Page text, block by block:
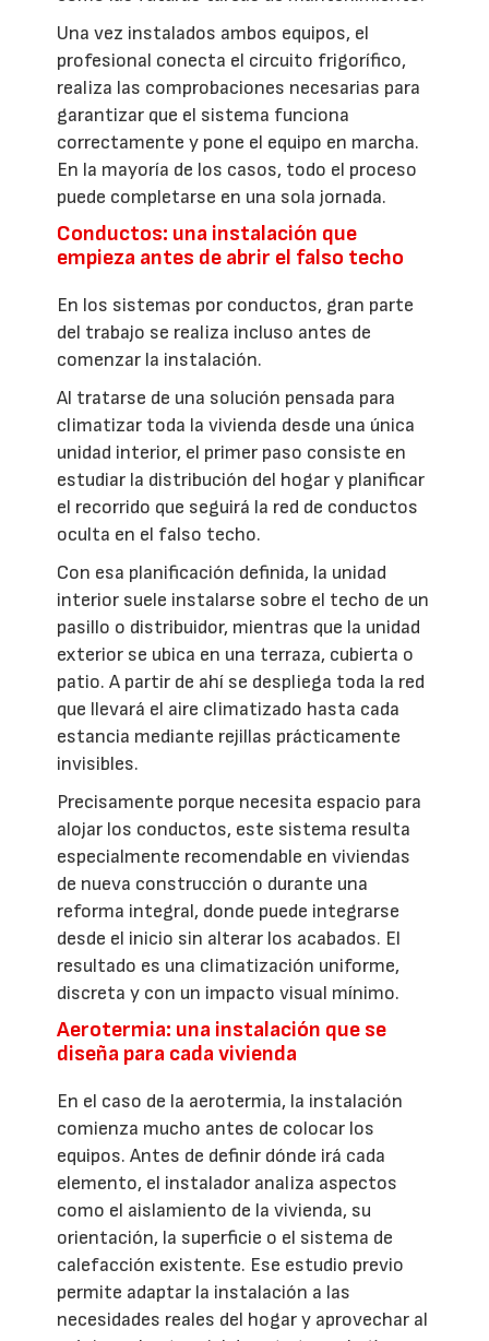
Una vez instalados ambos equipos, el
profesional conecta el circuito frigorífico,
realiza las comprobaciones necesarias para
garantizar que el sistema funciona
correctamente y pone el equipo en marcha.
En la mayoría de los casos, todo el proceso
puede completarse en una sola jornada.
Conductos: una instalación que
empieza antes de abrir el falso techo
En los sistemas por conductos, gran parte
del trabajo se realiza incluso antes de
comenzar la instalación.
Al tratarse de una solución pensada para
climatizar toda la vivienda desde una única
unidad interior, el primer paso consiste en
estudiar la distribución del hogar y planificar
el recorrido que seguirá la red de conductos
oculta en el falso techo.
Con esa planificación definida, la unidad
interior suele instalarse sobre el techo de un
pasillo o distribuidor, mientras que la unidad
exterior se ubica en una terraza, cubierta o
patio. A partir de ahí se despliega toda la red
que llevará el aire climatizado hasta cada
estancia mediante rejillas prácticamente
invisibles.
Precisamente porque necesita espacio para
alojar los conductos, este sistema resulta
especialmente recomendable en viviendas
de nueva construcción o durante una
reforma integral, donde puede integrarse
desde el inicio sin alterar los acabados. El
resultado es una climatización uniforme,
discreta y con un impacto visual mínimo.
Aerotermia: una instalación que se
diseña para cada vivienda
En el caso de la aerotermia, la instalación
comienza mucho antes de colocar los
equipos. Antes de definir dónde irá cada
elemento, el instalador analiza aspectos
como el aislamiento de la vivienda, su
orientación, la superficie o el sistema de
calefacción existente. Ese estudio previo
permite adaptar la instalación a las
necesidades reales del hogar y aprovechar al